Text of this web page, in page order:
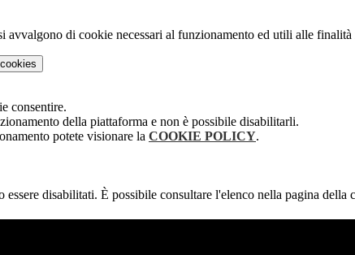
avvalgono di cookie necessari al funzionamento ed utili alle finalità
consentire.
della piattaforma e non è possibile disabilitarli.
potete visionare la COOKIE POLICY.
disabilitati. È possibile consultare l'elenco nella pagina della